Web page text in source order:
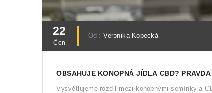
22
Čen
Od :Veronika Kopecká
OBSAHUJE KONOPNÁ JÍDLA CBD? PRAVDA
Vysvětlujeme rozdíl mezi konopnými semínky a